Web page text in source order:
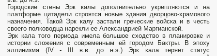
Городские стены Эрк калы дополнительно укрепляются и на
платформе цитадели строятся новые здания дворцово-храмового
назначения. Такой Эрк калу застали греческие войска и в честь
своего полководца нарекли ее Александрией Маргианской.
Эрк кала того периода имела большое сходство в планировке и
истории сложения с современным ей городом Бактры. В эпоху
эллинизма (IV - III в.в. до н.э.) Эрк кала теряет статус